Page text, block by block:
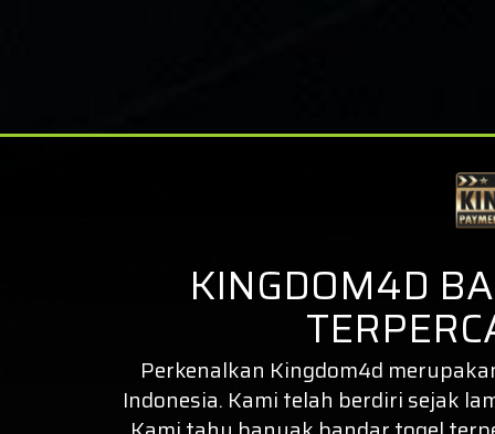
KINGDOM4D
Perkenalkan Kingdom4d
Indonesia. Kami telah berdiri sejak